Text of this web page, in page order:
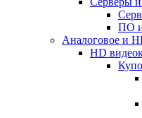
ПО
Аналоговое и
HD